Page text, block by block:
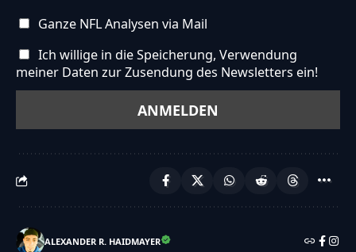
Ganze NFL Analysen via Mail
Ich willige in die Speicherung, Verwendung
meiner Daten zur Zusendung des Newsletters ein!
ALEXANDER R. HAIDMAYER